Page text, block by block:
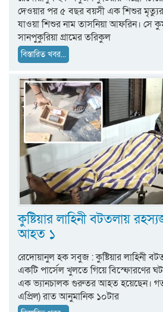
দেওয়ার পর ৫ বছর বয়সী এক শিশুর
যাওয়া শিশুর নাম তাসনিয়া আফরিন। সে
সানপুকুরিয়া গ্রামের তরিকুল
বিস্তারিত খবর...
কুষ্টিয়ার লাহিনী বটতলায়
আহত ১
রেদোয়ানুল হক সবুজ : কুষ্টিয়ার লাহিনী
একটি পার্সেল খুলতে গিয়ে বিস্ফোরণের
এক ভ্যানচালক গুরুতর আহত হয়েছেন।
এপ্রিল) রাত আনুমানিক ১০টার